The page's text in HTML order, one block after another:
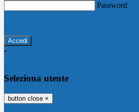
Password
-
Seleziona utente
button close ×